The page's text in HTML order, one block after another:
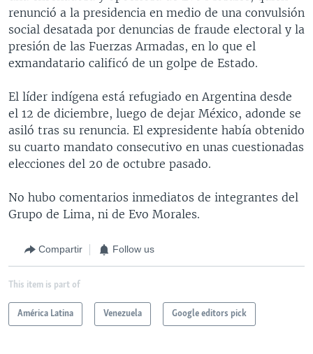
renunció a la presidencia en medio de una convulsión
social desatada por denuncias de fraude electoral y la
presión de las Fuerzas Armadas, en lo que el
exmandatario calificó de un golpe de Estado.
El líder indígena está refugiado en Argentina desde
el 12 de diciembre, luego de dejar México, adonde se
asiló tras su renuncia. El expresidente había obtenido
su cuarto mandato consecutivo en unas cuestionadas
elecciones del 20 de octubre pasado.
No hubo comentarios inmediatos de integrantes del
Grupo de Lima, ni de Evo Morales.
Compartir Follow us
This item is part of
América Latina Venezuela Google editors pick